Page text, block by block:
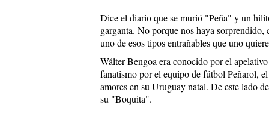
Dice el diario que se murió "Peña" y un
garganta. No porque nos haya sorprendido,
uno de esos tipos entrañables que uno
Wálter Bengoa era conocido por el
fanatismo por el equipo de fútbol Peñarol,
amores en su Uruguay natal. De este lado
su "Boquita".